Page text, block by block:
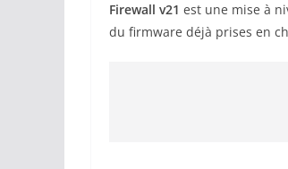
Firewall v21 est une mise à
du firmware déjà prises en